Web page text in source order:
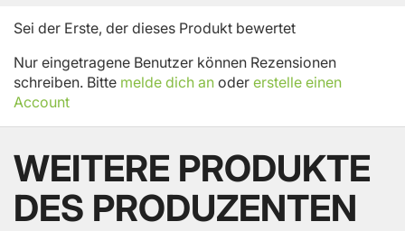
Sei der Erste, der dieses Produkt bewertet
Nur eingetragene Benutzer können Rezensionen
schreiben. Bitte melde dich an oder erstelle einen
Account
WEITERE PRODUKTE
DES PRODUZENTEN